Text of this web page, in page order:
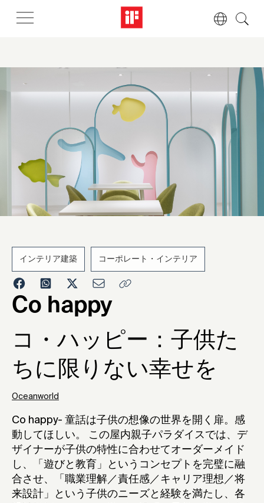
インテリア建築 コーポレート・インテリア
Co happy
コ・ハッピー：子供た
ちに限りない幸せを
Oceanworld
Co happy- 童話は子供の想像の世界を開く扉。感
動してほしい。 この屋内親子パラダイスでは、デ
ザイナーが子供の特性に合わせてオーダーメイド
し、「遊びと教育」というコンセプトを完璧に融
合させ、「職業理解／責任感／キャリア理想／将
来設計」という子供のニーズと経験を満たし、各